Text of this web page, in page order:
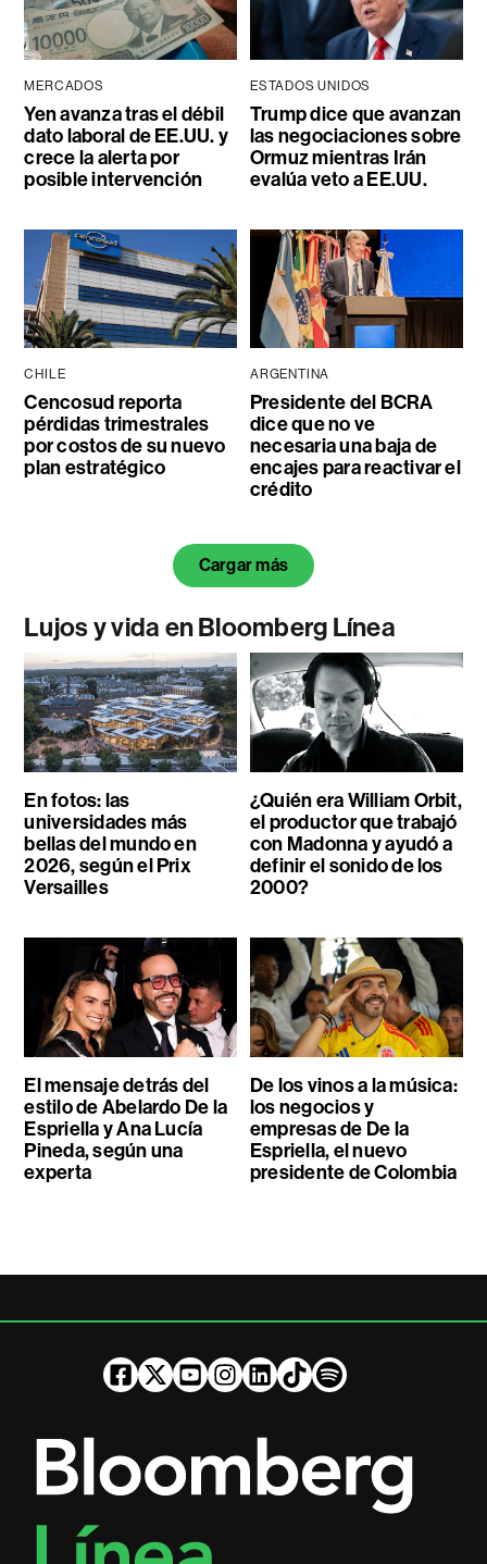
MERCADOS
Yen avanza tras el débil
dato laboral de EE.UU. y
crece la alerta por
posible intervención
ESTADOS UNIDOS
Trump dice que avanzan
las negociaciones sobre
Ormuz mientras Irán
evalúa veto a EE.UU.
CHILE
Cencosud reporta
pérdidas trimestrales
por costos de su nuevo
plan estratégico
ARGENTINA
Presidente del BCRA
dice que no ve
necesaria una baja de
encajes para reactivar el
crédito
Cargar más
Lujos y vida en Bloomberg Línea
En fotos: las
universidades más
bellas del mundo en
2026, según el Prix
Versailles
¿Quién era William Orbit,
el productor que trabajó
con Madonna y ayudó a
definir el sonido de los
2000?
El mensaje detrás del
estilo de Abelardo De la
Espriella y Ana Lucía
Pineda, según una
experta
De los vinos a la música:
los negocios y
empresas de De la
Espriella, el nuevo
presidente de Colombia